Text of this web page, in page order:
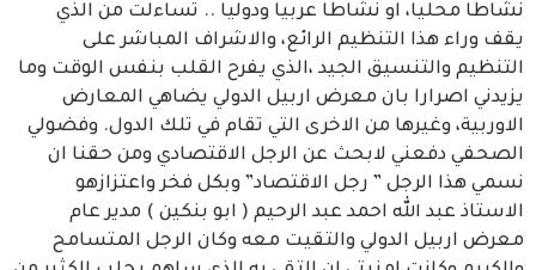
نشاطا محليا، او نشاطا عربيا ودوليا .. تساءلت من الذي
يقف وراء هذا التنظيم الرائع، والاشراف المباشر على
التنظيم والتنسيق الجيد ،الذي يفرح القلب بنفس الوقت وما
يزيدني اصرارا بان معرض اربيل الدولي يضاهي المعارض
الاوربية، وغيرها من الاخرى التي تقام في تلك الدول. وفضولي
الصحفي دفعني لابحث عن الرجل الاقتصادي ومن حقنا ان
نسمي هذا الرجل ” رجل الاقتصاد” وبكل فخر واعتزازهو
الاستاذ عبد الله احمد عبد الرحيم ( ابو بنكين ) مدير عام
معرض اربيل الدولي والتقيت معه وكان الرجل المتسامح